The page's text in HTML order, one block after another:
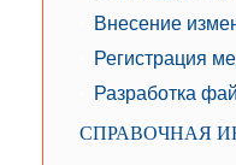
Внесение
Регистрация
Разработка
СПРАВОЧНАЯ